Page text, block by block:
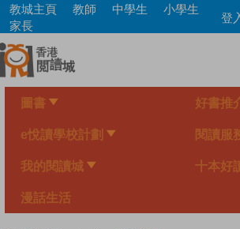
Skip
main
content
教城主頁 教師 中學生
小學生
家長
登
圖書 好書推
e悅讀學校計劃 閱讀服
我的閱讀城 十本好
漫話生活